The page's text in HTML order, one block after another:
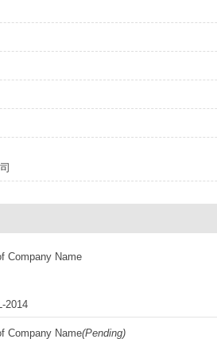
Company Name
2014
Company Name(Pending)